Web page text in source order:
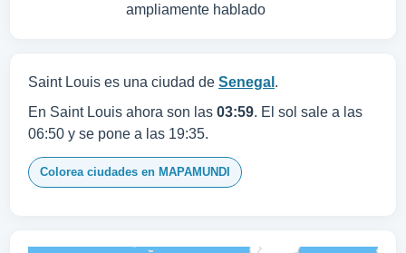
ampliamente hablado
Saint Louis es una ciudad de Senegal .
En Saint Louis ahora son las 03:59. El sol sale a las
06:50 y se pone a las 19:35.
Colorea ciudades en MAPAMUNDI